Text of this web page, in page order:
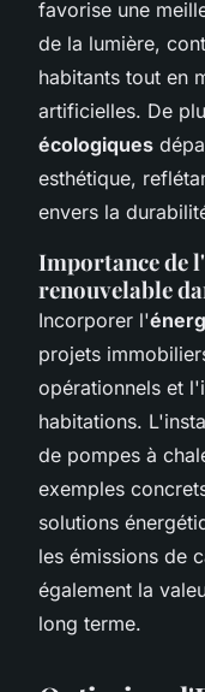
favorise une
de la lumière,
habitants tout en
artificielles. De
écologiques
esthétique,
envers la
Importance de
renouvelable
Incorporer l'
projets
opérationnels et
habitations.
de pompes à
exemples
solutions
les émissions de
également la
long terme.